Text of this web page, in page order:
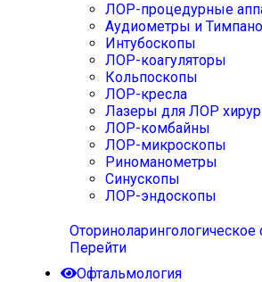
ЛОР-процедурные
Аудиометры и
Интубоскопы
ЛОР-коагуляторы
Кольпоскопы
ЛОР-кресла
Лазеры для ЛОР
ЛОР-комбайны
ЛОР-микроскопы
Риноманометры
Синускопы
ЛОР-эндоскопы
Перейти
Офтальмология